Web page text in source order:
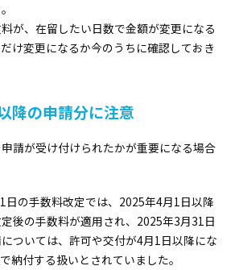
が、在留したい日数で金額が変更になる
け変更になるか今のうちに確認しておき
降の申請分に注意
請が受け付けられたかが重要になる場合
日の手数料改定では、2025年4月1日以降
後の手数料が適用され、2025年3月31日
ついては、許可や交付が4月1日以降にな
納付する扱いとされていました。